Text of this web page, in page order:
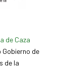
de Caza
de
de la